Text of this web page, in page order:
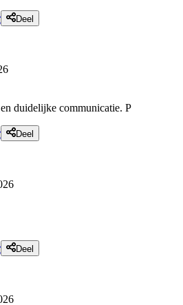
Deel
duidelijke communicatie. P
Deel
Deel